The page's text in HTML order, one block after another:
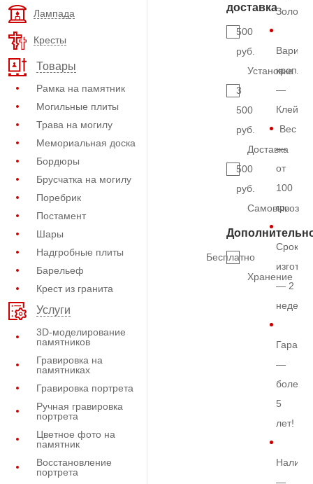
Лампада
Кресты
Товары
Рамка на памятник
Могильные плиты
Трава на могилу
Мемориальная доска
Бордюры
Брусчатка на могилу
Поребрик
Постамент
Шары
Надгробные плиты
Барельеф
Крест из гранита
Услуги
3D-моделирование
памятников
Гравировка на
памятниках
Гравировка портрета
Ручная гравировка
портрета
Цветное фото на
памятник
Восстановление
портрета
доставка
500
руб.
Установка
3
500
руб.
Доставка
500
руб.
Самовывоз
Бесплатно
Хранение
Золото
—
Клей
Вес
—
от
100
гр.
Срок
— 2
недели
—
более
5
лет!